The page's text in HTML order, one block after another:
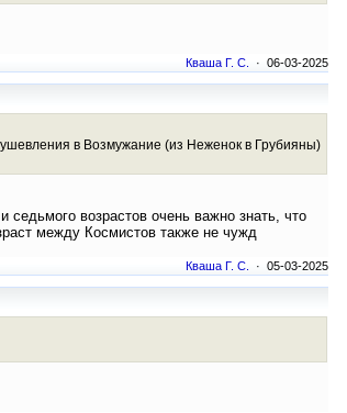
Кваша Г. С. · 06-03-2025
в Возмужание (из Неженок в Грубияны)
возрастов очень важно знать, что
между Космистов также не чужд
Кваша Г. С. · 05-03-2025